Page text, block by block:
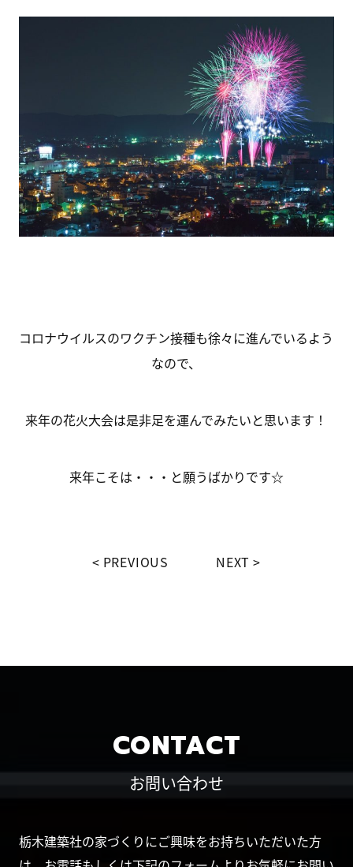
コロナウイルスのワクチン接種も徐々に進んでいるよう
なので、
来年の花火大会は是非足を運んでみたいと思います！
来年こそは・・・と願うばかりです☆
PREVIOUS NEXT
CONTACT
お問い合わせ
栃木建築社の家づくりにご興味をお持ちいただいた方